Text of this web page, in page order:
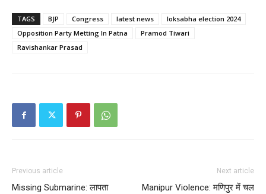
TAGS BJP Congress latest news
loksabha election 2024
Opposition Party Metting In Patna
Pramod Tiwari
Ravishankar Prasad
Previous article
Missing Submarine: लापता
Next article
Manipur Violence: मणिपुर में चल